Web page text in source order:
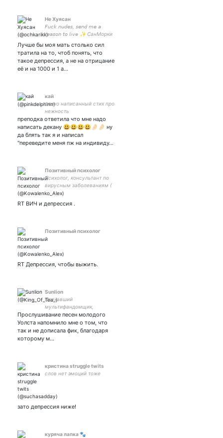
Не Хуясан
𝘍𝘶𝘤𝘬 𝘯𝘶𝘥𝘦𝘴, 𝘴𝘦𝘯𝘥 𝘮𝘦 𝘢
𝘳𝘦𝘢𝘴𝘰𝘯 𝘵𝘰 𝘭𝘪𝘷𝘦 ✨ СанМорки
индустрию. Богиня смерти.
Ки+Тай Фд. B&A letters at 🏳️‍🌈
Лучше бы моя мать столько сил
тратила на то, чтоб понять, что
такое депрессия, а не на отрицание
её и на 1000 и 1 а…
кай
плохо написанный стих про
нежность
преподка ответила что мне надо
написать декану 😃😃😃😃🤌🏻🤌🏻 ну
да блять так я и написал
"переведите меня пж на индивиду…
Позитивный психолог
Психолог, консультант по
вирусным заболеваниям (
ВИЧ,ВГС и пр.).Платно и
+79160922442 ,Алексей
RT ВИЧ и депрессия .
Позитивный психолог
RT Депрессия, чтобы выжить.
Sunlion
Поехавший
мультифандомщик,
который иногда даже что-
то твитит... #TDG × #SA ×
#TFK × #PA × #LP × #HU ×
#BVB × #FIR × #BMTH ×
Прослушивание песен молодого
Уолста напомнило мне о том, что
так и не дописала фик, благодаря
которому м…
кристина struggle twits
слов нет эмоций тоже
зато депрессия ниже!
куряча лапка 🐾